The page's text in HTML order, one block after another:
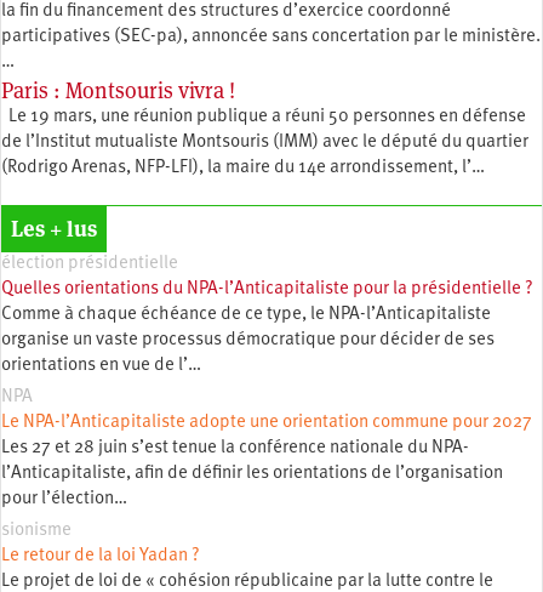
la fin du financement des structures d’exercice coordonné
participatives (SEC-pa), annoncée sans concertation par le ministère.
…
Paris : Montsouris vivra !
Le 19 mars, une réunion publique a réuni 50 personnes en défense
de l’Institut mutualiste Montsouris (IMM) avec le député du quartier
(Rodrigo Arenas, NFP-LFI), la maire du 14e arrondissement, l’…
Les + lus
élection présidentielle
Quelles orientations du NPA-l’Anticapitaliste pour la présidentielle ?
Comme à chaque échéance de ce type, le NPA-l’Anticapitaliste
organise un vaste processus démocratique pour décider de ses
orientations en vue de l’…
NPA
Le NPA-l’Anticapitaliste adopte une orientation commune pour 2027
Les 27 et 28 juin s’est tenue la conférence nationale du NPA-
l’Anticapitaliste, afin de définir les orientations de l’organisation
pour l’élection…
sionisme
Le retour de la loi Yadan ?
Le projet de loi de « cohésion républicaine par la lutte contre le